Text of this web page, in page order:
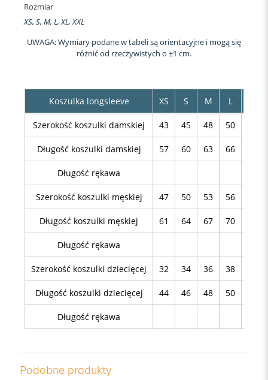
Rozmiar
XS, S, M, L, XL, XXL
UWAGA: Wymiary podane w tabeli są orientacyjne i mogą się
różnić od rzeczywistych o ±1 cm.
Koszulka longsleeve XS S M L
Szerokość koszulki damskiej 43 45 48 50
Długość koszulki damskiej 57 60 63 66
Długość rękawa
Szerokość koszulki męskiej 47 50 53 56
Długość koszulki męskiej 61 64 67 70
Długość rękawa
Szerokość koszulki dziecięcej 32 34 36 38
Długość koszulki dziecięcej 44 46 48 50
Długość rękawa
Podobne produkty